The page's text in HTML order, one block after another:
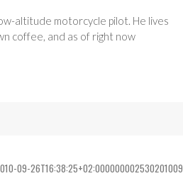
altitude motorcycle pilot. He lives
coffee, and as of right now
09-26T16:38:25+02:000000002530201009